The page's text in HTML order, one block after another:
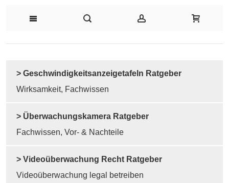
> Geschwindigkeitsanzeigetafeln Ratgeber
Wirksamkeit, Fachwissen
> Überwachungskamera Ratgeber
Fachwissen, Vor- & Nachteile
> Videoüberwachung Recht Ratgeber
Videoüberwachung legal betreiben